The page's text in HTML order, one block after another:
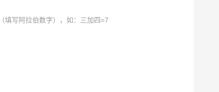
填写阿拉伯数字），如：三加四=7